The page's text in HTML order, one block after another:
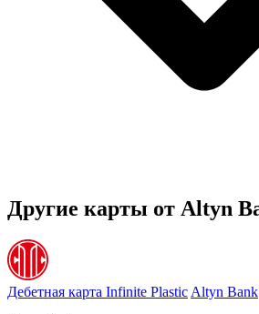
Другие карты от Altyn
Дебетная карта Infinite Plastic Altyn Bank